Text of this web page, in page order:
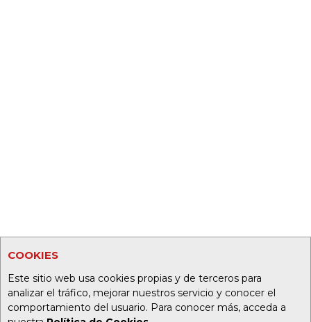
COOKIES
Este sitio web usa cookies propias y de terceros para
analizar el tráfico, mejorar nuestros servicio y conocer el
comportamiento del usuario. Para conocer más, acceda a